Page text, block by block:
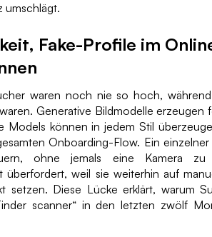
umschlägt.
Fake-Profile im
waren noch nie so hoch,
Generative Bildmodelle erzeugen
Models können in jedem Stil
Onboarding-Flow. Ein
ohne jemals eine Kamera zu
überfordert, weil sie weiterhin auf
setzen. Diese Lücke erklärt, warum
scanner“ in den letzten zwölf